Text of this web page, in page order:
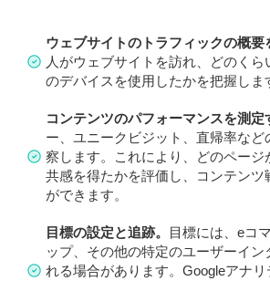
ウェブサイトのトラフィックの概要
人がウェブサイトを訪れ、どのく
のデバイスを使用したかを把握しま
コンテンツのパフォーマンスを測定
ー、ユニークビジット、直帰率など
察します。これにより、どのページ
共感を得たかを評価し、コンテンツ
ができます。
目標の設定と追跡。
目標には、eコ
ップ、その他の特定のユーザーイン
れる場合があります。Googleアナ